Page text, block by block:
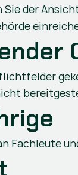
Sie der
Fachleute